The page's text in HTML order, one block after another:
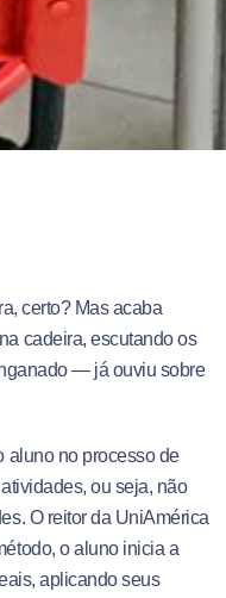
certo? Mas acaba
cadeira, escutando os
— já ouviu sobre
aluno no processo de
ou seja, não
O reitor da UniAmérica
o aluno inicia a
aplicando seus